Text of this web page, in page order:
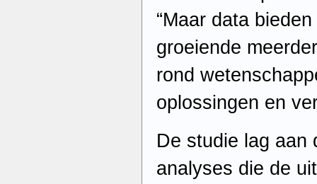
“Maar data
groeiende
rond
oplossingen en
De studie lag aan
analyses die de